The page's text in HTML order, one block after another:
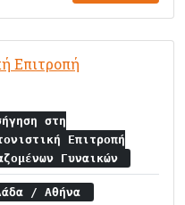
Επιτροπή
στη
Επιτροπή
Γυναικών
/ Αθήνα